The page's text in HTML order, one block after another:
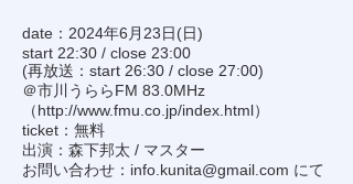
date：2024年6月23日(日)
start 22:30 / close 23:00
(再放送：start 26:30 / close 27:00)
＠市川うららFM 83.0MHz
（http://www.fmu.co.jp/index.html）
ticket：無料
出演：森下邦太 / マスター
お問い合わせ： info.kunita@gmail.com にて